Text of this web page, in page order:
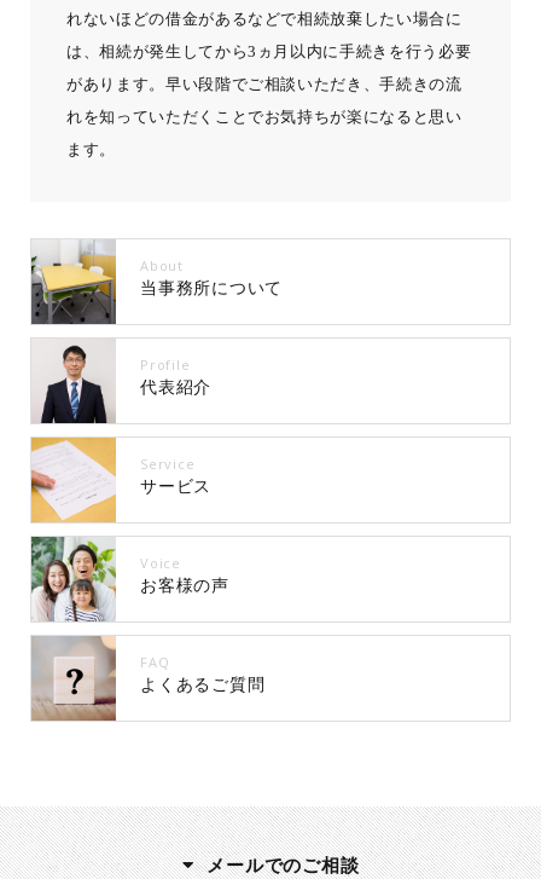
れないほどの借金があるなどで相続放棄したい場合に
は、相続が発生してから3ヵ月以内に手続きを行う必要
があります。早い段階でご相談いただき、手続きの流
れを知っていただくことでお気持ちが楽になると思い
ます。
About
当事務所について
Profile
代表紹介
Service
サービス
Voice
お客様の声
FAQ
よくあるご質問
メールでのご相談